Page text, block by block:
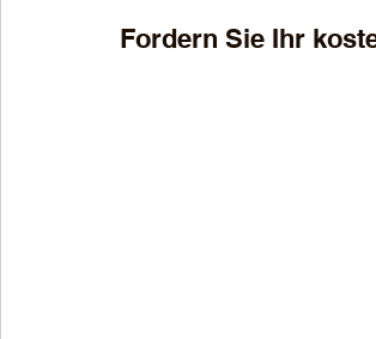
Fordern Sie Ihr